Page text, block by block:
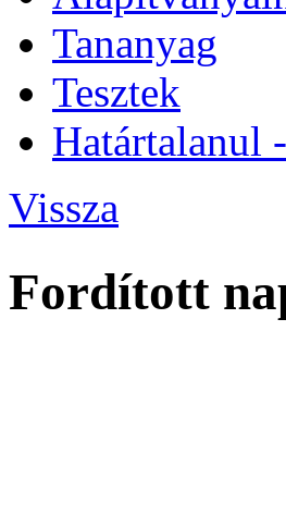
Tananyag
Tesztek
Határtalanul
Vissza
Fordított